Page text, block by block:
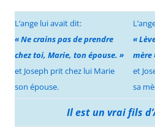
L’ange lui avait dit:
« Ne crains pas de prendre
chez toi, Marie, ton épouse. »
et Joseph prit chez lui Marie
son épouse.
«
mère
et
sa
Il est un vrai fils